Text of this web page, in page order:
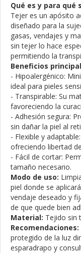
Qué es y para qué
Tejer es un apósito
diseñado para la
gasas, vendajes y
sin tejer lo hace
permitiendo la
Beneficios
- Hipoalergénico:
ideal para pieles
- Transpirable: Su
favoreciendo la
- Adhesión segura:
sin dañar la piel al
- Flexible y
ofreciendo libertad
- Fácil de cortar:
tamaño necesario.
Modo de uso:
piel donde se
vendaje deseado y
de que quede bien
Material: Tejido sin
Recomendaciones:
protegido de la luz
esparadrapo y